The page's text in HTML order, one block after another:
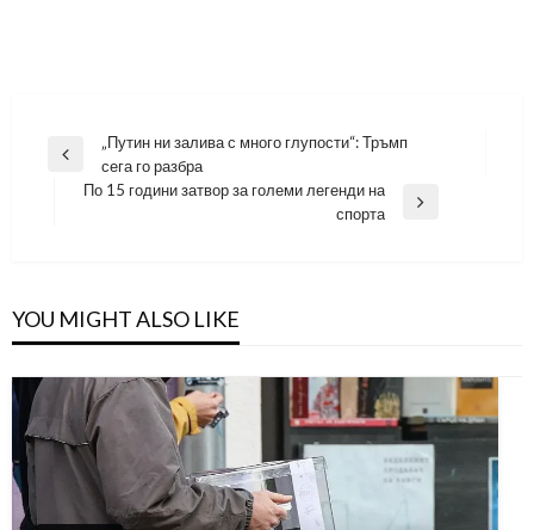
Навигация
Previous
„Путин ни залива с много глупости“: Тръмп
сега го разбра
По 15 години затвор за големи легенди на
спорта
YOU MIGHT ALSO LIKE